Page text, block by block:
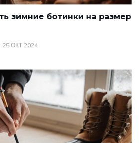
зимние ботинки на размер
25 ОКТ 2024